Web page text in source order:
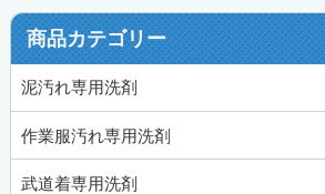
商品カテゴリー
泥汚れ専用洗剤
作業服汚れ専用洗剤
武道着専用洗剤